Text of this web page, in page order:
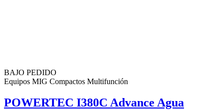
BAJO PEDIDO
Equipos MIG Compactos Multifunción
POWERTEC I380C Advance Agua